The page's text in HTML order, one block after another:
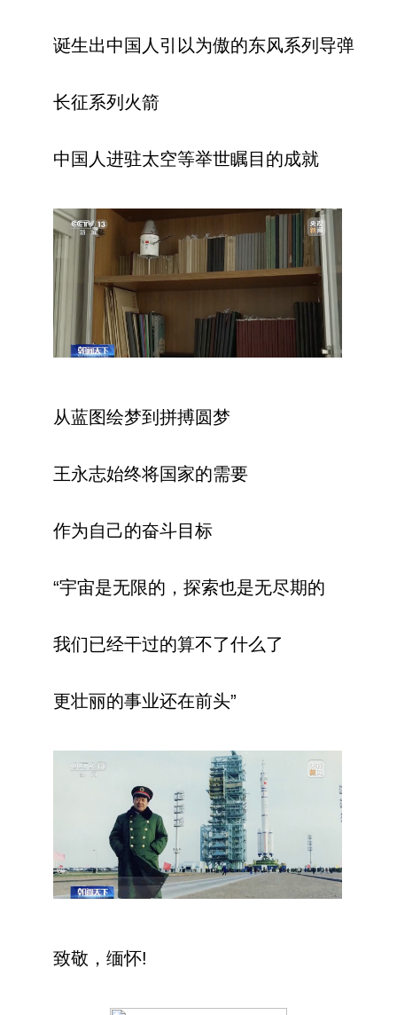
诞生出中国人引以为傲的东风系列导弹
长征系列火箭
中国人进驻太空等举世瞩目的成就
从蓝图绘梦到拼搏圆梦
王永志始终将国家的需要
作为自己的奋斗目标
“宇宙是无限的，探索也是无尽期的
我们已经干过的算不了什么了
更壮丽的事业还在前头”
致敬，缅怀!